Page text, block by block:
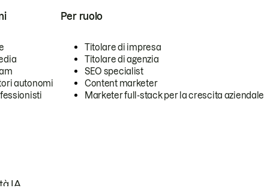
autonomi
Per ruolo
Titolare di impresa
Titolare di agenzia
SEO specialist
Content marketer
Marketer full-stack per la crescita aziendale
IA.